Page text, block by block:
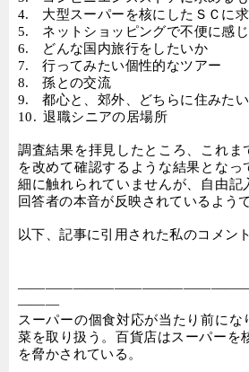
4.
大型スーパーを核にしたＳＣに
5.
ネットショッピングで不便に感
6.
どんな国内旅行をしたいか
7.
行ってみたい個性的なツアー
8.
孫との交流
9.
都心と、郊外、どちらに住みたい
10. 退職シニアの居場所
調査結果を拝見したところ、これま
を改めて確認するような結果となっ
細に触れられていませんが、自由記
回答者の本音が反映されているよう
以下、記事に引用された私のコメン
———
スーパーの個食対応が当たり前にな
菜を取り扱う。百貨店はスーパーを
を脅かされている。